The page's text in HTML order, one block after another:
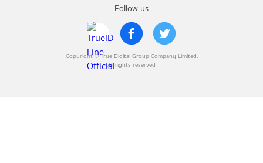
Follow us
Copyright © True Digital Group Company Limited.
All rights reserved